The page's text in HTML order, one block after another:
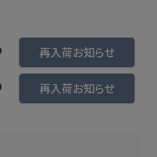
再入荷お知らせ
再入荷お知らせ